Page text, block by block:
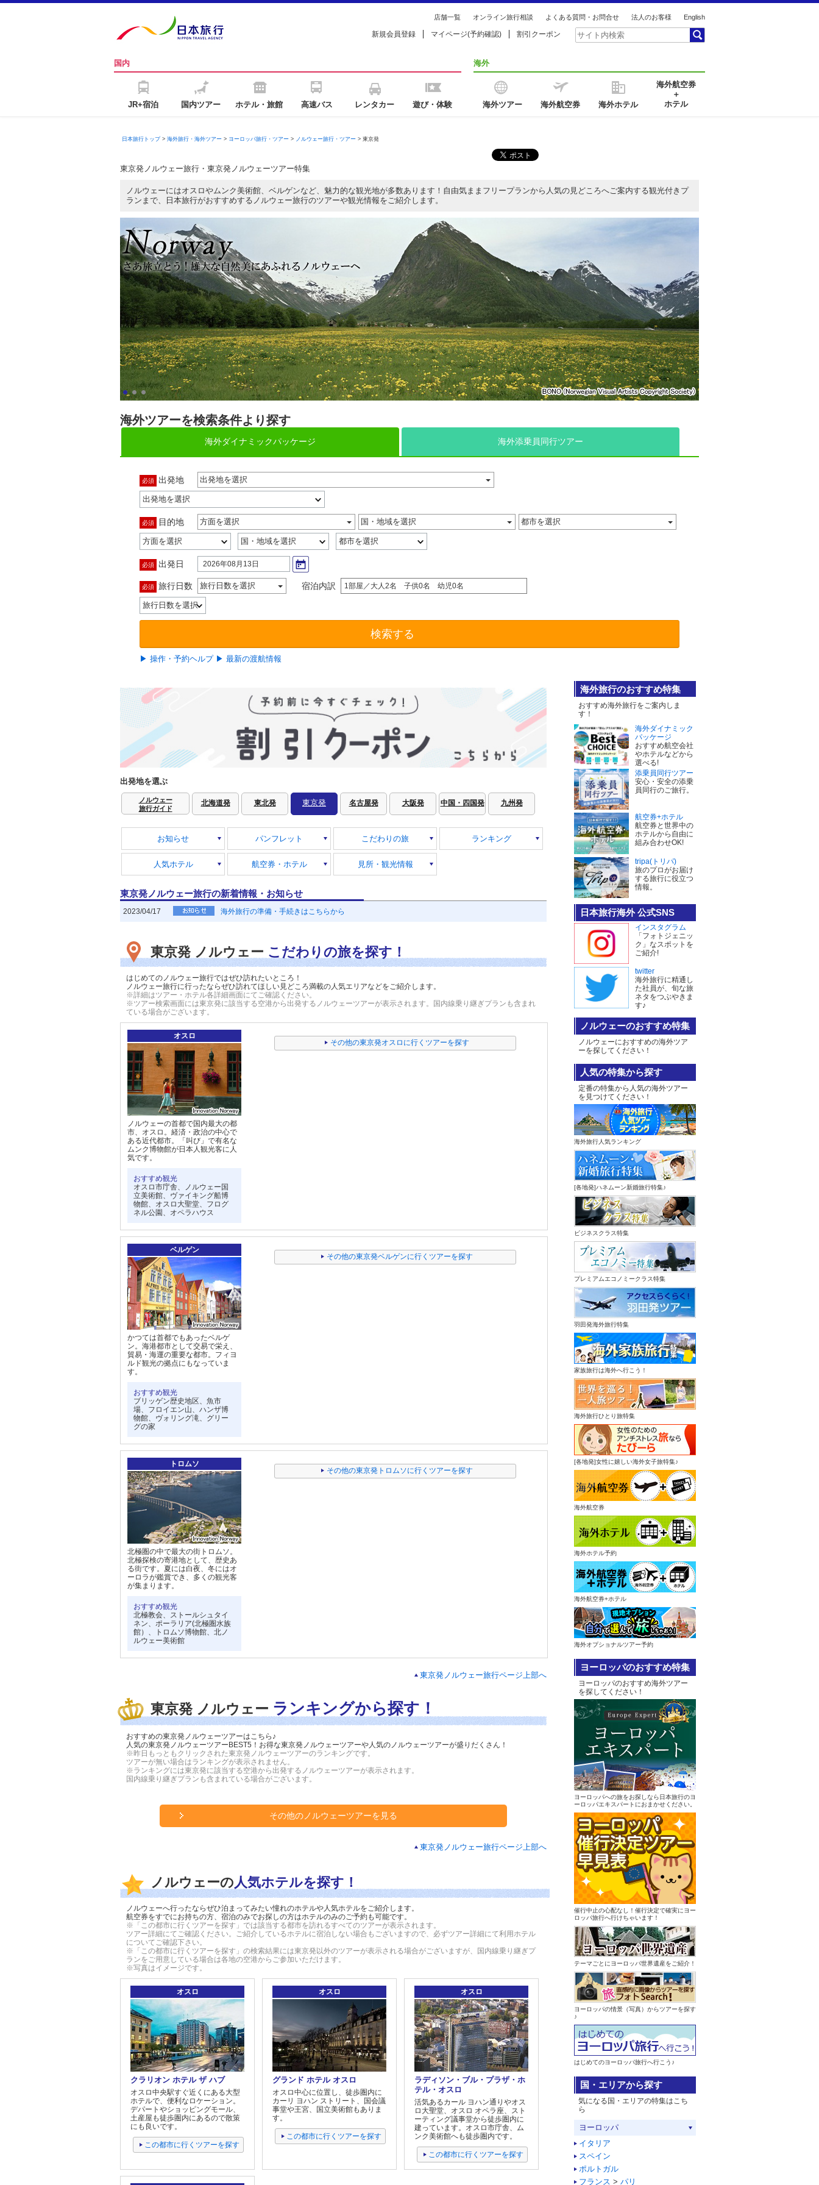
店舗一覧 オンライン旅行相談 よくある質問・お問合せ 法人のお客様 English
新規会員登録 マイページ(予約確認) 割引クーポン
国内
JR+宿泊 国内ツアー ホテル・旅館 高速バス レンタカー 遊び・体験
海外
海外ツアー 海外航空券 海外ホテル
海外航空券
＋
ホテル
日本旅行トップ> 海外旅行・海外ツアー> ヨーロッパ旅行・ツアー> ノルウェー旅行・ツアー> 東京発
東京発ノルウェー旅行・東京発ノルウェーツアー特集
ノルウェーにはオスロやムンク美術館、ベルゲンなど、魅力的な観光地が多数あります！自由気ままフリープランから人気の見どころへご案内する観光付きプ
ランまで、日本旅行がおすすめするノルウェー旅行のツアーや観光情報をご紹介します。
海外ツアーを検索条件より探す
海外ダイナミックパッケージ 海外添乗員同行ツアー
必須 出発地 出発地を選択
必須 目的地 方面を選択 国・地域を選択 都市を選択
必須 出発日 2026年08月13日
必須 旅行日数 旅行日数を選択 宿泊内訳 1部屋／大人2名 子供0名 幼児0名
検索する
▶ 操作・予約ヘルプ ▶ 最新の渡航情報
出発地を選ぶ
ノルウェー
旅行ガイド
北海道発 東北発 東京発 名古屋発 大阪発 中国・四国発 九州発
お知らせ パンフレット こだわりの旅 ランキング
人気ホテル 航空券・ホテル 見所・観光情報
東京発ノルウェー旅行の新着情報・お知らせ
2023/04/17 海外旅行の準備・手続きはこちらから
東京発 ノルウェー こだわりの旅を探す！
はじめてのノルウェー旅行ではぜひ訪れたいところ！
ノルウェー旅行に行ったならぜひ訪れてほしい見どころ満載の人気エリアなどをご紹介します。
※詳細はツアー・ホテル各詳細画面にてご確認ください。
※ツアー検索画面には東京発に該当する空港から出発するノルウェーツアーが表示されます。 国内線乗り継ぎプランも含まれ
ている場合がございます 。
オスロ
ノルウェーの首都で国内最大の都
市、オスロ。経済・政治の中心で
ある近代都市。「叫び」で有名な
ムンク博物館が日本人観光客に人
気です。
おすすめ観光
オスロ市庁舎、ノルウェー国
立美術館、ヴァイキング船博
物館、オスロ大聖堂、フログ
ネル公園、オペラハウス
その他の東京発オスロに行くツアーを探す
ベルゲン
かつては首都でもあったベルゲ
ン。海港都市として交易で栄え、
貿易・海運の重要な都市。フィヨ
ルド観光の拠点にもなっていま
す。
おすすめ観光
ブリッゲン歴史地区、魚市
場、フロイエン山、ハンザ博
物館、ヴォリング滝、グリー
グの家
その他の東京発ベルゲンに行くツアーを探す
トロムソ
北極圏の中で最大の街トロムソ。
北極探検の寄港地として、歴史あ
る街です。夏には白夜、冬にはオ
ーロラが鑑賞でき、多くの観光客
が集まります。
おすすめ観光
北極教会、ストールシュタイ
ネン、ポーラリア(北極圏水族
館）、トロムソ博物館、北ノ
ルウェー美術館
その他の東京発トロムソに行くツアーを探す
東京発ノルウェー旅行ページ上部へ
東京発 ノルウェー ランキングから探す！
おすすめの東京発ノルウェーツアーはこちら♪
人気の東京発ノルウェーツアーBEST5！お得な東京発ノルウェーツアーや人気のノルウェーツアーが盛りだくさん！
※昨日もっともクリックされた東京発ノルウェーツアーのランキングです。
ツアーが無い場合はランキングが表示されません。
※ランキングには東京発に該当する空港から出発するノルウェーツアーが表示されます。
国内線乗り継ぎプランも含まれている場合がございます 。
その他のノルウェーツアーを見る
東京発ノルウェー旅行ページ上部へ
ノルウェーの人気ホテルを探す！
ノルウェーへ行ったならぜひ泊まってみたい憧れのホテルや人気ホテルをご紹介します。
航空券をすでにお持ちの方、宿泊のみでお探しの方はホテルのみのご予約も可能です。
※「この都市に行くツアーを探す」では該当する都市を訪れるすべてのツアーが表示されます。
ツアー詳細にてご確認ください。ご紹介しているホテルに宿泊しない場合もございますので、必ずツアー詳細にて利用ホテル
についてご確認下さい。
※「この都市に行くツアーを探す」の検索結果には東京発以外のツアーが表示される場合がございますが、国内線乗り継ぎプ
ランをご用意している場合は各地の空港からご参加いただけます。
※写真はイメージです。
オスロ
クラリオン ホテル ザ ハブ
オスロ中央駅すぐ近くにある大型
ホテルで、便利なロケーション。
デパートやショッピングモール、
土産屋も徒歩圏内にあるので散策
にも良いです。
この都市に行くツアーを探す
オスロ
グランド ホテル オスロ
オスロ中心に位置し、徒歩圏内に
カーリ ヨハン ストリート、国会議
事堂や王宮、国立美術館もありま
す。
この都市に行くツアーを探す
オスロ
ラディソン・ブル・プラザ・ホ
テル・オスロ
活気あるカール ヨハン通りやオス
ロ大聖堂、オスロ オペラ座、スト
ーティング議事堂から徒歩圏内に
建っています。オスロ市庁舎、ム
ンク美術館へも徒歩圏内です。
この都市に行くツアーを探す
海外旅行のおすすめ特集
おすすめ海外旅行をご案内しま
す！
海外ダイナミック
パッケージ
おすすめ航空会社
やホテルなどから
選べる!
添乗員同行ツアー
安心・安全の添乗
員同行のご旅行。
航空券+ホテル
航空券と世界中の
ホテルから自由に
組み合わせOK!
tripa(トリパ)
旅のプロがお届け
する旅行に役立つ
情報。
日本旅行海外 公式SNS
インスタグラム
「フォトジェニッ
ク」なスポットを
ご紹介!
twitter
海外旅行に精通し
た社員が、旬な旅
ネタをつぶやきま
す♪
ノルウェーのおすすめ特集
ノルウェーにおすすめの海外ツア
ーを探してください！
人気の特集から探す
定番の特集から人気の海外ツアー
を見つけてください！
海外旅行人気ランキング
[各地発]ハネムーン新婚旅行特集♪
ビジネスクラス特集
プレミアムエコノミークラス特集
羽田発海外旅行特集
家族旅行は海外へ行こう！
海外旅行ひとり旅特集
[各地発]女性に嬉しい海外女子旅特集♪
海外航空券
海外ホテル予約
海外航空券+ホテル
海外オプショナルツアー予約
ヨーロッパのおすすめ特集
ヨーロッパのおすすめ海外ツアー
を探してください！
ヨーロッパへの旅をお探しなら日本旅行のヨ
ーロッパエキスパートにおまかせください。
催行中止の心配なし！催行決定で確実にヨー
ロッパ旅行へ行けちゃいます！
テーマごとにヨーロッパ世界遺産をご紹介！
ヨーロッパの情景（写真）からツアーを探す
♪
はじめてのヨーロッパ旅行へ行こう♪
国・エリアから探す
気になる国・エリアの特集はこち
ら
ヨーロッパ
イタリア
スペイン
ポルトガル
フランス > パリ